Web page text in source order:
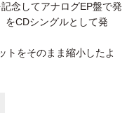
念してアナログEP盤で発
をCDシングルとして発
トをそのまま縮小したよ